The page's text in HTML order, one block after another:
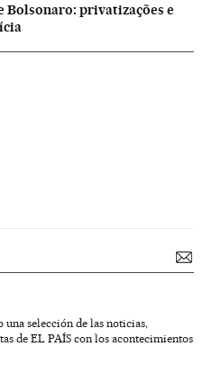
privatizações e
una selección de las noticias,
de EL PAÍS con los acontecimientos